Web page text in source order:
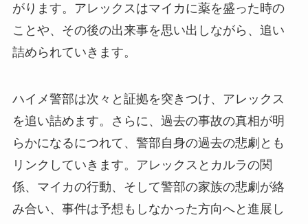
がります。アレックスはマイカに薬を盛った時の
ことや、その後の出来事を思い出しながら、追い
詰められていきます。
ハイメ警部は次々と証拠を突きつけ、アレックス
を追い詰めます。さらに、過去の事故の真相が明
らかになるにつれて、警部自身の過去の悲劇とも
リンクしていきます。アレックスとカルラの関
係、マイカの行動、そして警部の家族の悲劇が絡
み合い、事件は予想もしなかった方向へと進展し